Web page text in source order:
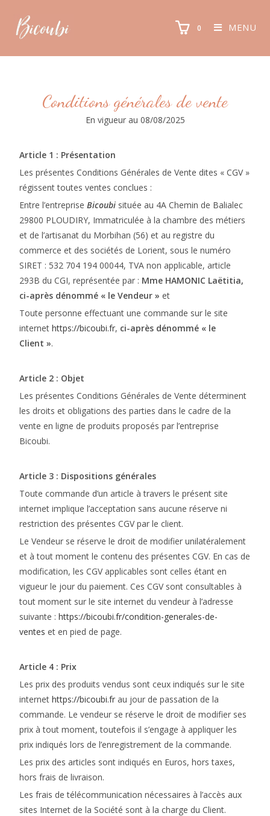
0 MENU
Conditions générales de vente
En vigueur au 08/08/2025
Article 1 : Présentation
Les présentes Conditions Générales de Vente dites « CGV »
régissent toutes ventes conclues :
Entre l’entrepriseBicoubi située au 4A Chemin de Balialec
29800 PLOUDIRY, Immatriculée à la chambre des métiers
et de l’artisanat du Morbihan (56) et au registre du
commerce et des sociétés de Lorient, sous le numéro
SIRET : 532 704 194 00044, TVA non applicable, article
293B du CGI, représentée par : Mme HAMONIC Laëtitia,
ci-après dénommé « le Vendeur » et
Toute personne effectuant une commande sur le site
internethttps://bicoubi.fr, ci-après dénommé « le
Client ».
Article 2 : Objet
Les présentes Conditions Générales de Vente déterminent
les droits et obligations des parties dans le cadre de la
vente en ligne de produits proposés par l’entreprise
Bicoubi.
Article 3 : Dispositions générales
Toute commande d’un article à travers le présent site
internet implique l’acceptation sans aucune réserve ni
restriction des présentes CGV par le client.
Le Vendeur se réserve le droit de modifier unilatéralement
et à tout moment le contenu des présentes CGV. En cas de
modification, les CGV applicables sont celles étant en
vigueur le jour du paiement. Ces CGV sont consultables à
tout moment sur le site internet du vendeur à l’adresse
suivante :https://bicoubi.fr/condition-generales-de-
ventes et en pied de page.
Article 4 : Prix
Les prix des produits vendus sont ceux indiqués sur le site
internethttps://bicoubi.fr au jour de passation de la
commande. Le vendeur se réserve le droit de modifier ses
prix à tout moment, toutefois il s’engage à appliquer les
prix indiqués lors de l’enregistrement de la commande.
Les prix des articles sont indiqués en Euros, hors taxes,
hors frais de livraison.
Les frais de télécommunication nécessaires à l’accès aux
sites Internet de la Société sont à la charge du Client.